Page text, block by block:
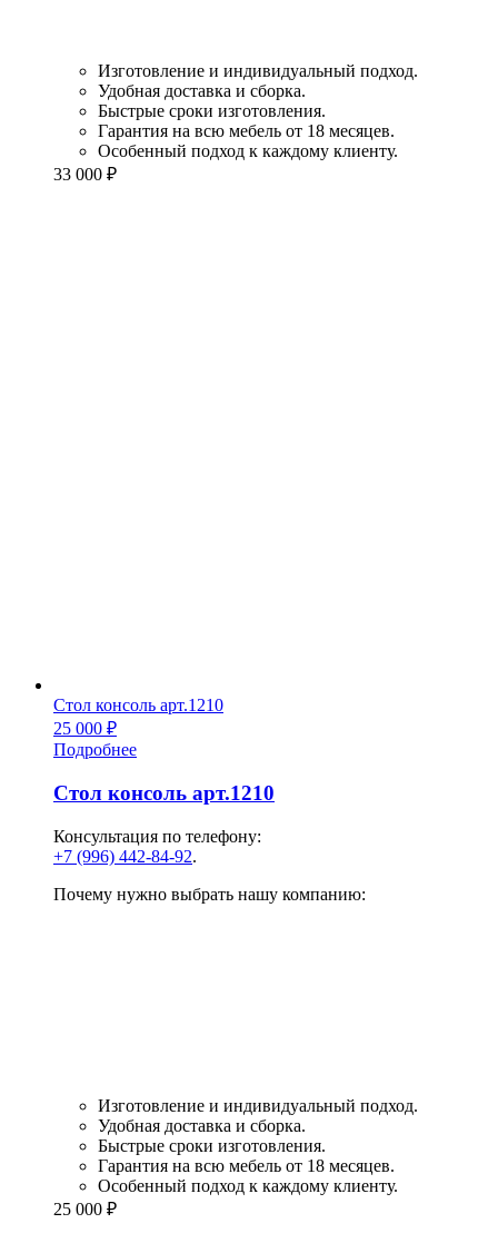
Изготовление и индивидуальный подход.
Удобная доставка и сборка.
Быстрые сроки изготовления.
Гарантия на всю мебель от 18 месяцев.
Особенный подход к каждому клиенту.
33 000 ₽
Стол консоль арт.1210
25 000 ₽
Подробнее
Стол консоль арт.1210
Консультация по телефону:
+7 (996) 442-84-92.
Почему нужно выбрать нашу компанию:
Изготовление и индивидуальный подход.
Удобная доставка и сборка.
Быстрые сроки изготовления.
Гарантия на всю мебель от 18 месяцев.
Особенный подход к каждому клиенту.
25 000 ₽